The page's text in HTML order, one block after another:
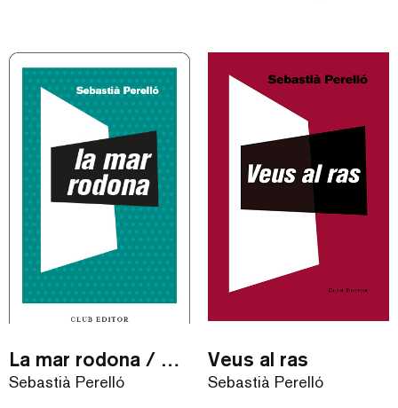
La mar rodona / eBook
Sebastià Perelló
Veus al ras
Sebastià Perelló